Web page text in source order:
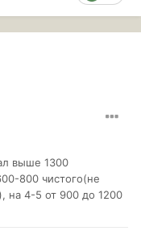
выше 1300
800 чистого(не
на 4-5 от 900 до 1200